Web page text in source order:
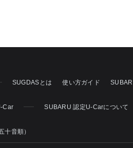
SUGDASとは 使い方ガイド
Car SUBARU 認定U-Carについて
十音順）